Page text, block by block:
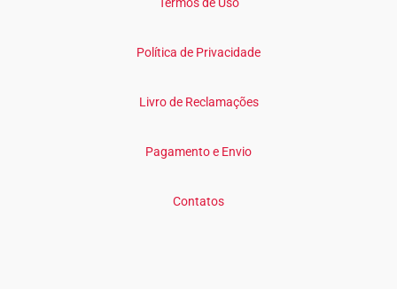
Política de Privacidade
Livro de Reclamações
Pagamento e Envio
Contatos